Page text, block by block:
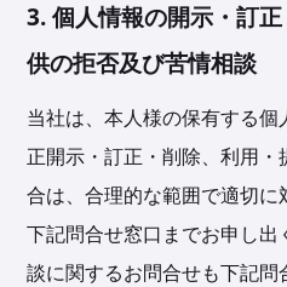
3. 個人情報の開示・訂
供の拒否及び苦情相談
当社は、本人様の保有する
正開示・訂正・削除、利用
合は、合理的な範囲で適切に
下記問合せ窓口までお申し
談に関するお問合せも下記問